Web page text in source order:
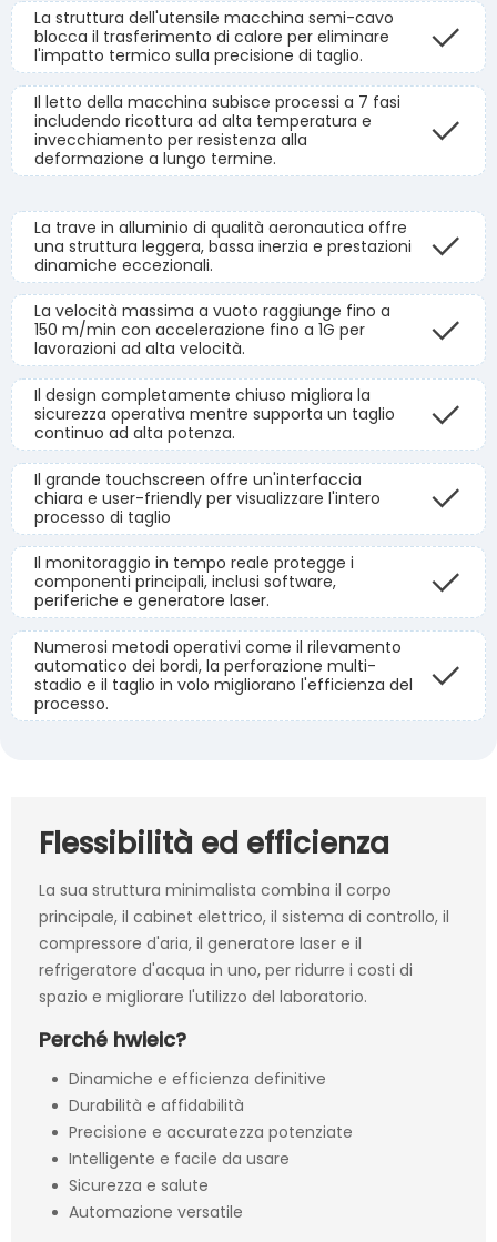
La struttura dell'utensile macchina semi-cavo
blocca il trasferimento di calore per eliminare
l'impatto termico sulla precisione di taglio.
Il letto della macchina subisce processi a 7 fasi
includendo ricottura ad alta temperatura e
invecchiamento per resistenza alla
deformazione a lungo termine.
La trave in alluminio di qualità aeronautica offre
una struttura leggera, bassa inerzia e prestazioni
dinamiche eccezionali.
La velocità massima a vuoto raggiunge fino a
150 m/min con accelerazione fino a 1G per
lavorazioni ad alta velocità.
Il design completamente chiuso migliora la
sicurezza operativa mentre supporta un taglio
continuo ad alta potenza.
Il grande touchscreen offre un'interfaccia
chiara e user-friendly per visualizzare l'intero
processo di taglio
Il monitoraggio in tempo reale protegge i
componenti principali, inclusi software,
periferiche e generatore laser.
Numerosi metodi operativi come il rilevamento
automatico dei bordi, la perforazione multi-
stadio e il taglio in volo migliorano l'efficienza del
processo.
Flessibilità ed efficienza
La sua struttura minimalista combina il corpo
principale, il cabinet elettrico, il sistema di controllo, il
compressore d'aria, il generatore laser e il
refrigeratore d'acqua in uno, per ridurre i costi di
spazio e migliorare l'utilizzo del laboratorio.
Perché hwieic?
Dinamiche e efficienza definitive
Durabilità e affidabilità
Precisione e accuratezza potenziate
Intelligente e facile da usare
Sicurezza e salute
Automazione versatile